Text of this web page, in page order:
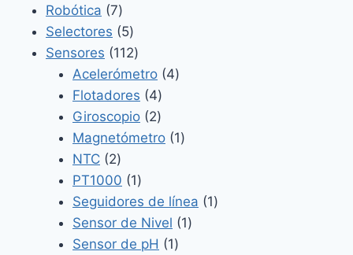
Robótica 77
productos
Selectores 55
productos
Sensores 112112
productos
Acelerómetro 44
Flotadores 44
productos
Giroscopio 22
productos
Magnetómetro 11
NTC 22
productos
PT1000 11
producto
Seguidores de línea 11
Sensor de Nivel 11
Sensor de pH 11